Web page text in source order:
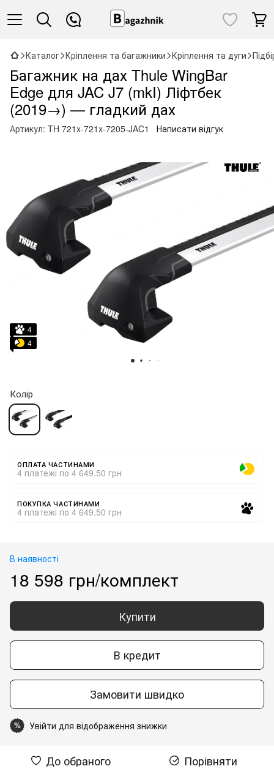
Каталог Кріплення та багажники Кріплення та дуги
Багажник на дах Thule WingBar
Edge для JAC J7 (mkI) Ліфтбек
(2019→) — гладкий дах
Артикул: TH 721x-721x-7205-JAC1 Написати відгук
4
4
Колір
ОПЛАТА ЧАСТИНАМИ
4 платежі по 4 649.50 грн
ПОКУПКА ЧАСТИНАМИ
4 платежі по 4 649.50 грн
В наявності
18 598 грн/комплект
Купити
В кредит
Замовити швидко
% Увійти для відображення знижки
До обраного Порівняти